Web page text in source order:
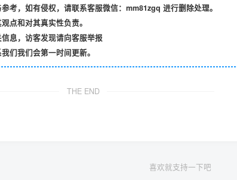
考，如有侵权，请联系客服微信：mm81zgq 进行删除处理。
点和对其真实性负责。
息，访客发现请向客服举报
们我们会第一时间更新。
THE END
喜欢就支持一下吧